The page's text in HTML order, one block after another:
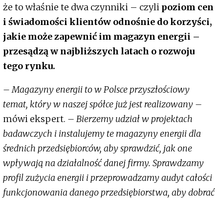
że to właśnie te dwa czynniki – czyli poziom cen
i świadomości klientów odnośnie do korzyści,
jakie może zapewnić im magazyn energii –
przesądzą w najbliższych latach o rozwoju
tego rynku.
– Magazyny energii to w Polsce przyszłościowy
temat, który w naszej spółce już jest realizowany –
mówi ekspert. – Bierzemy udział w projektach
badawczych i instalujemy te magazyny energii dla
średnich przedsiębiorców, aby sprawdzić, jak one
wpływają na działalność danej firmy. Sprawdzamy
profil zużycia energii i przeprowadzamy audyt całości
funkcjonowania danego przedsiębiorstwa, aby dobrać